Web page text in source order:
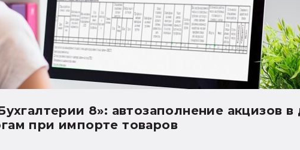
8»: автозаполнение